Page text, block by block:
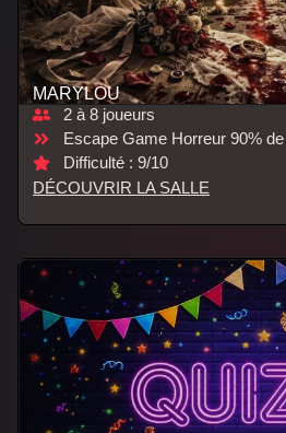
MARYLOU
2 à 8 joueurs
Escape Game Horreur 90%
Difficulté : 9/10
DÉCOUVRIR LA SALLE